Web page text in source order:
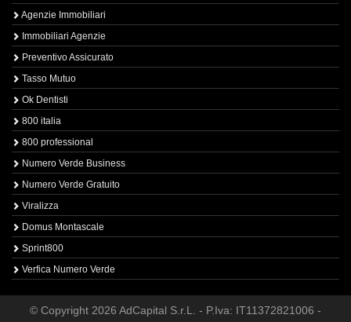
Agenzie Immobiliari
Immobiliari Agenzie
Preventivo Assicurato
Tasso Mutuo
Ok Dentisti
800 italia
800 professional
Numero Verde Business
Numero Verde Gratuito
Viralizza
Domus Montascale
Sprint800
Verfica Numero Verde
© Copyright 2026 AdCapital S.r.L. - P.Iva: IT11372821006 -